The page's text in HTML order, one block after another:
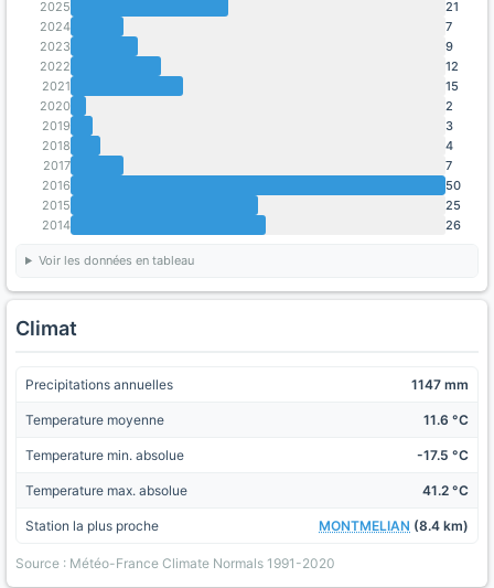
2025
21
2024
7
2023
9
2022
12
2021
15
2020
2
2019
3
2018
4
2017
7
2016
50
2015
25
2014
26
Voir les données en tableau
Climat
Precipitations annuelles 1147 mm
Temperature moyenne 11.6 °C
Temperature min. absolue -17.5 °C
Temperature max. absolue 41.2 °C
Station la plus proche MONTMELIAN (8.4 km)
Source : Météo-France Climate Normals 1991-2020